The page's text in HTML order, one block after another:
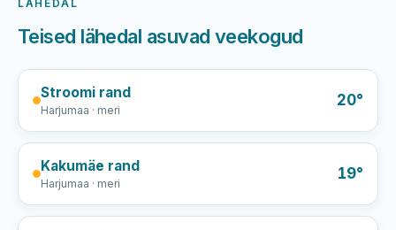
LÄHEDAL
Teised lähedal asuvad veekogud
Stroomi rand
Harjumaa · meri
20°
Kakumäe rand
Harjumaa · meri
19°